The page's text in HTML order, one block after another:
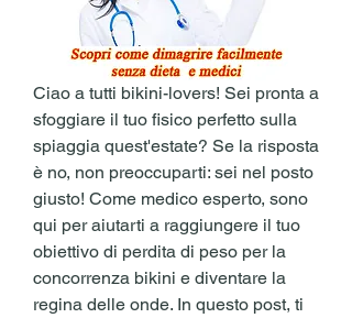
Ciao a tutti bikini-lovers! Sei pronta a
sfoggiare il tuo fisico perfetto sulla
spiaggia quest'estate? Se la risposta
è no, non preoccuparti: sei nel posto
giusto! Come medico esperto, sono
qui per aiutarti a raggiungere il tuo
obiettivo di perdita di peso per la
concorrenza bikini e diventare la
regina delle onde. In questo post, ti